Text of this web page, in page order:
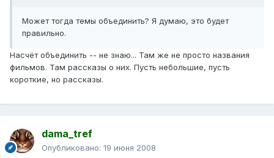
Может тогда темы объединить? Я думаю, это будет
правильно.
Насчёт объединить -- не знаю... Там же не просто названия
фильмов. Там рассказы о них. Пусть небольшие, пусть
короткие, но рассказы.
dama_tref
Опубликовано: 19 июня 2008